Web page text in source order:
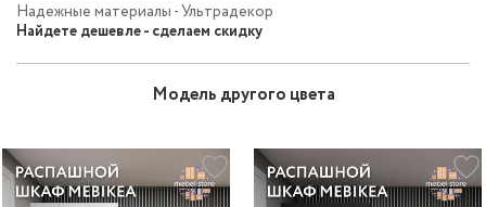
Надежные материалы - Ультрадекор
Найдете дешевле - сделаем скидку
Модель другого цвета